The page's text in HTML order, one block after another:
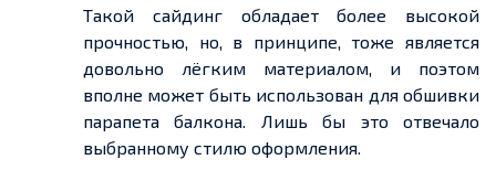
Такой сайдинг обладает более высокой
прочностью, но, в принципе, тоже является
довольно лёгким материалом, и поэтом
вполне может быть использован для обшивки
парапета балкона. Лишь бы это отвечало
выбранному стилю оформления.